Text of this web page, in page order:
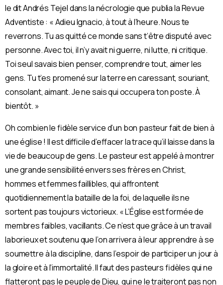
le dit Andrés Tejel dans la nécrologie que publia la Revue
Adventiste : « Adieu Ignacio, à tout à l’heure. Nous te
reverrons. Tu as quitté ce monde sans t’être disputé avec
personne. Avec toi, il n’y avait ni guerre, ni lutte, ni critique.
Toi seul savais bien penser, comprendre tout, aimer les
gens. Tu t’es promené sur la terre en caressant, souriant,
consolant, aimant. Je ne sais qui occupera ton poste. À
bientôt. »
Oh combien le fidèle service d’un bon pasteur fait de bien à
une église ! Il est difficile d’effacer la trace qu’il laisse dans la
vie de beaucoup de gens. Le pasteur est appelé à montrer
une grande sensibilité envers ses frères en Christ,
hommes et femmes faillibles, qui affrontent
quotidiennement la bataille de la foi, de laquelle ils ne
sortent pas toujours victorieux. « L’Église est formée de
membres faibles, vacillants. Ce n’est que grâce à un travail
laborieux et soutenu que l’on arrivera à leur apprendre à se
soumettre à la discipline, dans l’espoir de participer un jour à
la gloire et à l’immortalité. Il faut des pasteurs fidèles qui ne
flatteront pas le peuple de Dieu, qui ne le traiteront pas non